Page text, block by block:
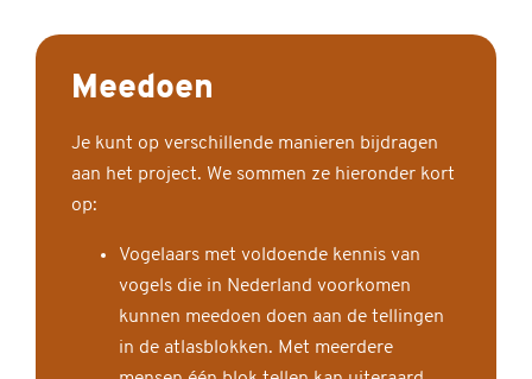
Meedoen
Je kunt op verschillende manieren bijdragen
aan het project. We sommen ze hieronder kort
op:
Vogelaars met voldoende kennis van
vogels die in Nederland voorkomen
kunnen meedoen doen aan de tellingen
in de atlasblokken. Met meerdere